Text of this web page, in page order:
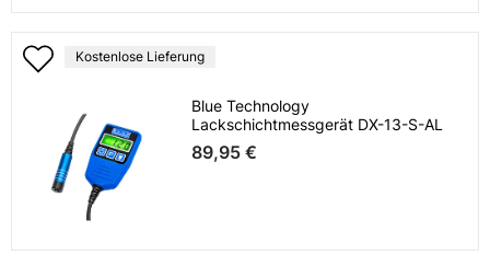
Kostenlose Lieferung
Blue Technology
Lackschichtmessgerät DX-13-S-AL
89,95 €